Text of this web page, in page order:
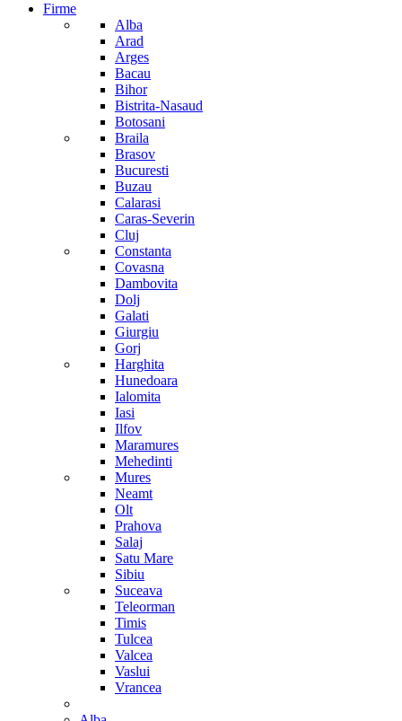
Firme
Alba
Arad
Arges
Bacau
Bihor
Bistrita-Nasaud
Botosani
Braila
Brasov
Bucuresti
Buzau
Calarasi
Caras-Severin
Cluj
Constanta
Covasna
Dambovita
Dolj
Galati
Giurgiu
Gorj
Harghita
Hunedoara
Ialomita
Iasi
Ilfov
Maramures
Mehedinti
Mures
Neamt
Olt
Prahova
Salaj
Satu Mare
Sibiu
Suceava
Teleorman
Timis
Tulcea
Valcea
Vaslui
Vrancea